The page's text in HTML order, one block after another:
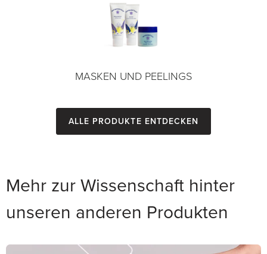
MASKEN UND PEELINGS
Alle Produkte entdecken
Mehr zur Wissenschaft hinter
unseren anderen Produkten